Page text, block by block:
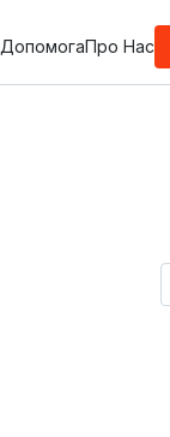
ДопомогаПро Нас